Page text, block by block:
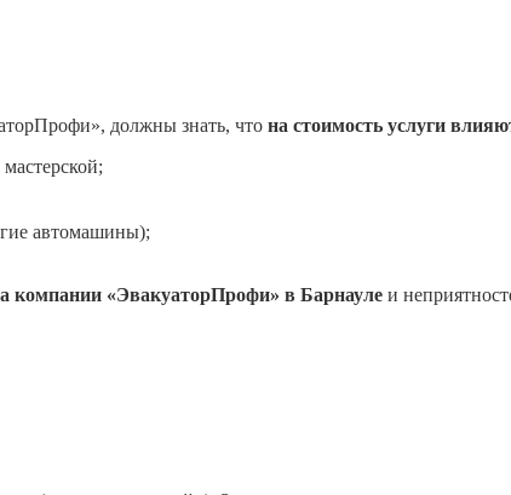
должны знать, что на стоимость услуги
автомашины);
компании «ЭвакуаторПрофи» в Барнауле и